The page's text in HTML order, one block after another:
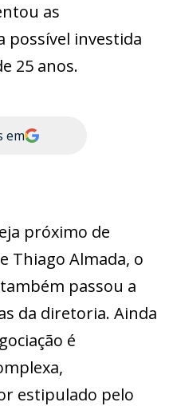
as
possível investida
25 anos.
em
próximo de
Thiago Almada, o
passou a
da diretoria. Ainda
é
estipulado pelo